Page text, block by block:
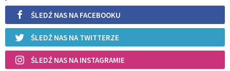
ŚLEDŹ NAS NA FACEBOOKU
ŚLEDŹ NAS NA TWITTERZE
ŚLEDŹ NAS NA INSTAGRAMIE